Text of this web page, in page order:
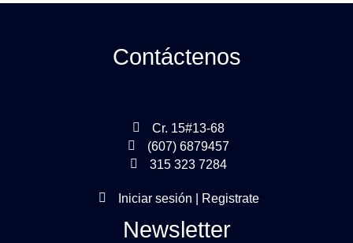
Contáctenos
Cr. 15#13-68
(607) 6879457
315 323 7284
Iniciar sesión | Registrate
Newsletter